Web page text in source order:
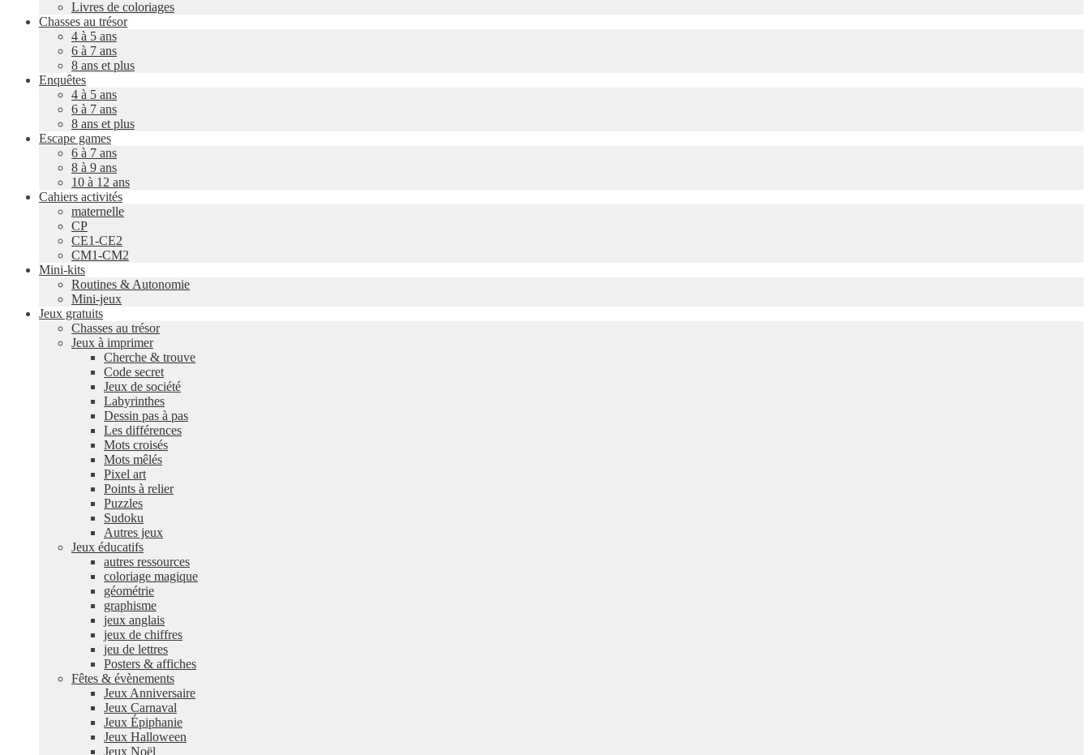
Livres de coloriages
Chasses au trésor
4 à 5 ans
6 à 7 ans
8 ans et plus
Enquêtes
4 à 5 ans
6 à 7 ans
8 ans et plus
Escape games
6 à 7 ans
8 à 9 ans
10 à 12 ans
Cahiers activités
maternelle
CP
CE1-CE2
CM1-CM2
Mini-kits
Routines & Autonomie
Mini-jeux
Jeux gratuits
Chasses au trésor
Jeux à imprimer
Cherche & trouve
Code secret
Jeux de société
Labyrinthes
Dessin pas à pas
Les différences
Mots croisés
Mots mêlés
Pixel art
Points à relier
Puzzles
Sudoku
Autres jeux
Jeux éducatifs
autres ressources
coloriage magique
géométrie
graphisme
jeux anglais
jeux de chiffres
jeu de lettres
Posters & affiches
Fêtes & évènements
Jeux Anniversaire
Jeux Carnaval
Jeux Épiphanie
Jeux Halloween
Jeux Noël